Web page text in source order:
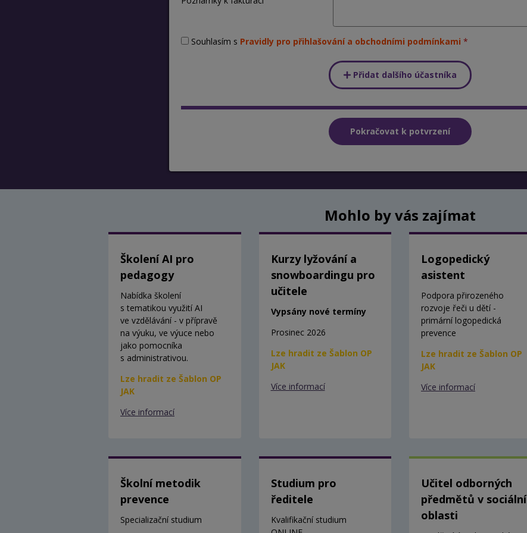
Souhlasím s Pravidly pro přihlašování a obchodními podmínkami
Přidat dalšího účastníka
Mohlo by vás zajímat
Školení AI pro
pedagogy
Nabídka školení
s tematikou využití AI
ve vzdělávání - v přípravě
na výuku, ve výuce nebo
jako pomocníka
s administrativou.
Lze hradit ze Šablon OP
JAK
Více informací
Kurzy lyžování a
snowboardingu pro
učitele
Vypsány nové termíny
Prosinec 2026
Lze hradit ze Šablon OP
JAK
Více informací
Logopedický
asistent
Podpora přirozeného
rozvoje řeči u dětí -
primární logopedická
prevence
Lze hradit ze Šablon OP
JAK
Více informací
Školní metodik
prevence
Specializační studium
Studium pro
ředitele
Kvalifikační studium
Učitel odborných
předmětů v sociální
oblasti